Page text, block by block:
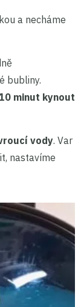
a necháme
bubliny.
minut kynout
vody. Var
nastavíme